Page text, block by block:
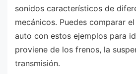
sonidos característicos de
mecánicos. Puedes comparar
auto con estos ejemplos para
proviene de los frenos, la
transmisión.